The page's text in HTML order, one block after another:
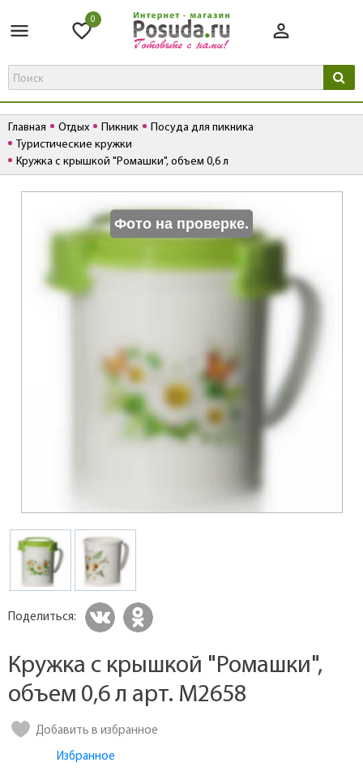
0
Главная Отдых Пикник
Посуда для пикника
Туристические кружки
Кружка с крышкой "Ромашки", объем 0,6 л
Фото на проверке.
Поделиться:
Кружка с крышкой "Ромашки",
объем 0,6 л арт. M2658
Добавить в избранное
Избранное